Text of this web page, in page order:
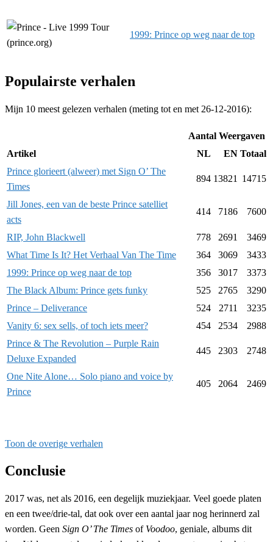
1999: Prince op weg naar de top
Populairste verhalen
Mijn 10 meest gelezen verhalen (meting tot en met 26-12-2016):
Aantal Weergaven
Artikel
NL EN Totaal
Prince glorieert (alweer) met Sign O’ The
Times
894 13821 14715
Jill Jones, een van de beste Prince satelliet
acts
414 7186 7600
RIP, John Blackwell 778 2691
3469
What Time Is It? Het Verhaal Van The Time
364 3069
3433
1999: Prince op weg naar de top
356 3017
3373
The Black Album: Prince gets funky
525 2765
3290
Prince – Deliverance
524 2711
3235
Vanity 6: sex sells, of toch iets meer?
454 2534
2988
Prince & The Revolution – Purple Rain
Deluxe Expanded
445 2303 2748
One Nite Alone… Solo piano and voice by
Prince
405 2064 2469
Toon de overige verhalen
Conclusie
2017 was, net als 2016, een degelijk muziekjaar. Veel goede platen
en een twee/drie-tal, dat ook over een aantal jaar nog herinnerd zal
worden. Geen Sign O’ The Times of Voodoo, geniale, albums dit